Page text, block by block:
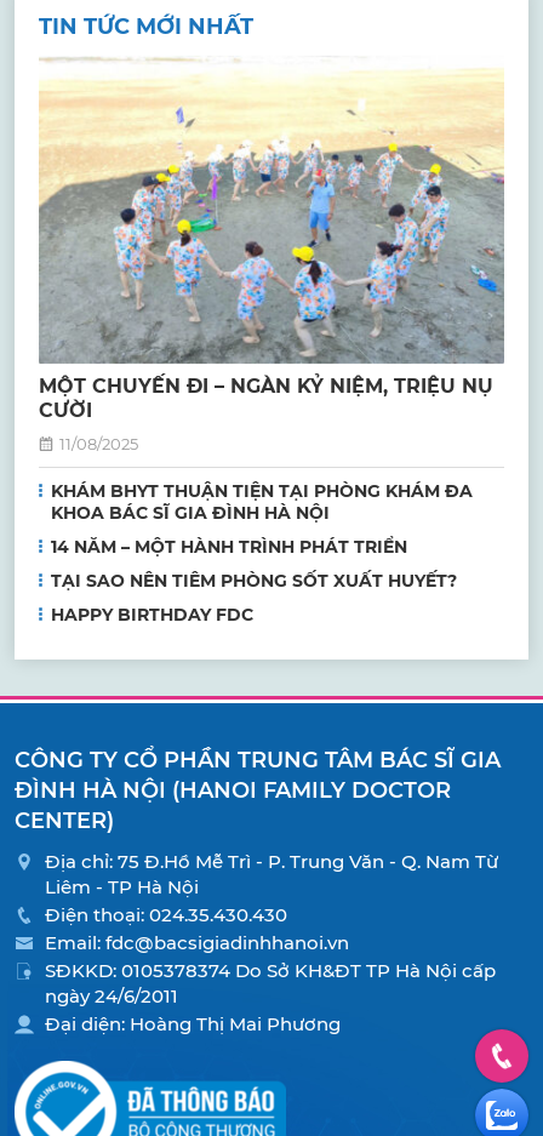
TIN TỨC MỚI NHẤT
MỘT CHUYẾN ĐI – NGÀN KỶ NIỆM, TRIỆU NỤ
CƯỜI
11/08/2025
KHÁM BHYT THUẬN TIỆN TẠI PHÒNG KHÁM ĐA
KHOA BÁC SĨ GIA ĐÌNH HÀ NỘI
14 NĂM – MỘT HÀNH TRÌNH PHÁT TRIỂN
TẠI SAO NÊN TIÊM PHÒNG SỐT XUẤT HUYẾT?
HAPPY BIRTHDAY FDC
CÔNG TY CỔ PHẦN TRUNG TÂM BÁC SĨ GIA
ĐÌNH HÀ NỘI (HANOI FAMILY DOCTOR
CENTER)
Địa chỉ: 75 Đ.Hồ Mễ Trì - P. Trung Văn - Q. Nam Từ
Liêm - TP Hà Nội
Điện thoại: 024.35.430.430
Email: fdc@bacsigiadinhhanoi.vn
SĐKKD: 0105378374 Do Sở KH&ĐT TP Hà Nội cấp
ngày 24/6/2011
Đại diện: Hoàng Thị Mai Phương